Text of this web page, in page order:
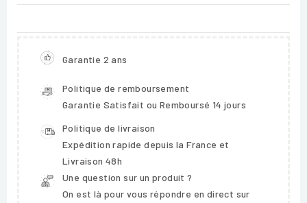
Garantie 2 ans
Politique de remboursement
Garantie Satisfait ou Remboursé 14 jours
Politique de livraison
Expédition rapide depuis la France et
Livraison 48h
Une question sur un produit ?
On est là pour vous répondre en direct sur